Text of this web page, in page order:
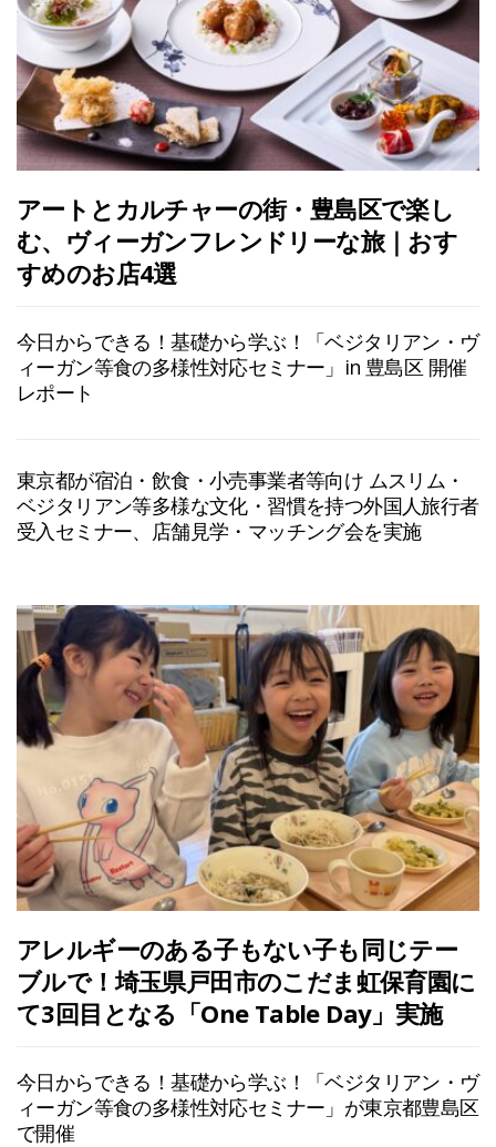
アートとカルチャーの街・豊島区で楽し
む、ヴィーガンフレンドリーな旅｜おす
すめのお店4選
今日からできる！基礎から学ぶ！「ベジタリアン・ヴ
ィーガン等食の多様性対応セミナー」in 豊島区 開催
レポート
東京都が宿泊・飲食・小売事業者等向け ムスリム・
ベジタリアン等多様な文化・習慣を持つ外国人旅行者
受入セミナー、店舗見学・マッチング会を実施
アレルギーのある子もない子も同じテー
ブルで！埼玉県戸田市のこだま虹保育園に
て3回目となる「One Table Day」実施
今日からできる！基礎から学ぶ！「ベジタリアン・ヴ
ィーガン等食の多様性対応セミナー」が東京都豊島区
で開催